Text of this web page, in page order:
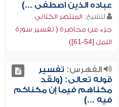
عباده الذين اصطفى ...)
للشيخ: المنتصر الكتاني
جزء من محاضرة ( تفسير سورة
النمل [54-61])
الفهرس: تفسير
قوله تعالى: (ولقد
مكناهم فيما إن مكناكم
فيه ...)